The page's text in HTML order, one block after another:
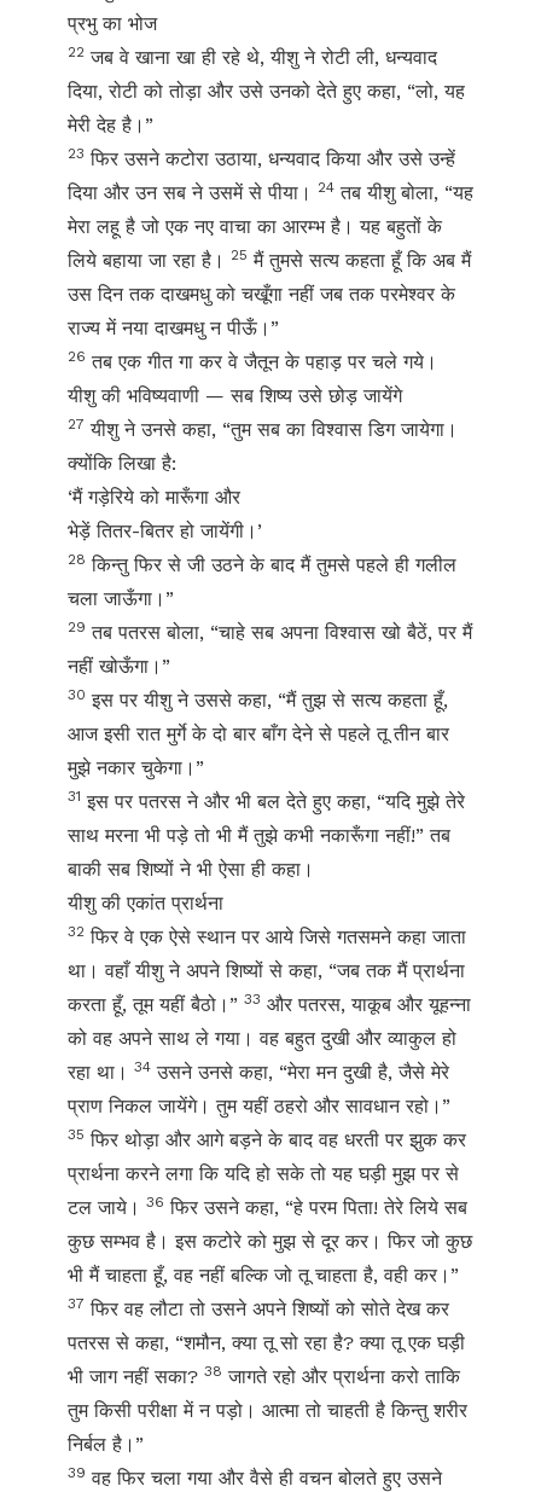
प्रभु का भोज
22 जब वे खाना खा ही रहे थे, यीशु ने रोटी ली, धन्यवाद
दिया, रोटी को तोड़ा और उसे उनको देते हुए कहा, “लो, यह
मेरी देह है।”
23 फिर उसने कटोरा उठाया, धन्यवाद किया और उसे उन्हें
दिया और उन सब ने उसमें से पीया।
24 तब यीशु बोला, “यह
मेरा लहू है जो एक नए वाचा का आरम्भ है। यह बहुतों के
लिये बहाया जा रहा है।
25 मैं तुमसे सत्य कहता हूँ कि अब मैं
उस दिन तक दाखमधु को चखूँगा नहीं जब तक परमेश्वर के
राज्य में नया दाखमधु न पीऊँ।”
26 तब एक गीत गा कर वे जैतून के पहाड़ पर चले गये।
यीशु की भविष्यवाणी — सब शिष्य उसे छोड़ जायेंगे
27 यीशु ने उनसे कहा, “तुम सब का विश्वास डिग जायेगा।
क्योंकि लिखा है:
‘मैं गड़ेरिये को मारूँगा और
भेड़ें तितर-बितर हो जायेंगी।’
28 किन्तु फिर से जी उठने के बाद मैं तुमसे पहले ही गलील
चला जाऊँगा।”
29 तब पतरस बोला, “चाहे सब अपना विश्वास खो बैठें, पर मैं
नहीं खोऊँगा।”
30 इस पर यीशु ने उससे कहा, “मैं तुझ से सत्य कहता हूँ,
आज इसी रात मुर्गे के दो बार बाँग देने से पहले तू तीन बार
मुझे नकार चुकेगा।”
31 इस पर पतरस ने और भी बल देते हुए कहा, “यदि मुझे तेरे
साथ मरना भी पड़े तो भी मैं तुझे कभी नकारूँगा नहीं!” तब
बाकी सब शिष्यों ने भी ऐसा ही कहा।
यीशु की एकांत प्रार्थना
32 फिर वे एक ऐसे स्थान पर आये जिसे गतसमने कहा जाता
था। वहाँ यीशु ने अपने शिष्यों से कहा, “जब तक मैं प्रार्थना
करता हूँ, तूम यहीं बैठो।” 33 और पतरस, याकूब और यूहन्ना
को वह अपने साथ ले गया। वह बहुत दुखी और व्याकुल हो
रहा था।
34 उसने उनसे कहा, “मेरा मन दुखी है, जैसे मेरे
प्राण निकल जायेंगे। तुम यहीं ठहरो और सावधान रहो।”
35 फिर थोड़ा और आगे बड़ने के बाद वह धरती पर झुक कर
प्रार्थना करने लगा कि यदि हो सके तो यह घड़ी मुझ पर से
टल जाये।
36 फिर उसने कहा, “हे परम पिता! तेरे लिये सब
कुछ सम्भव है। इस कटोरे को मुझ से दूर कर। फिर जो कुछ
भी मैं चाहता हूँ, वह नहीं बल्कि जो तू चाहता है, वही कर।”
37 फिर वह लौटा तो उसने अपने शिष्यों को सोते देख कर
पतरस से कहा, “शमौन, क्या तू सो रहा है? क्या तू एक घड़ी
भी जाग नहीं सका? 38 जागते रहो और प्रार्थना करो ताकि
तुम किसी परीक्षा में न पड़ो। आत्मा तो चाहती है किन्तु शरीर
निर्बल है।”
39 वह फिर चला गया और वैसे ही वचन बोलते हुए उसने